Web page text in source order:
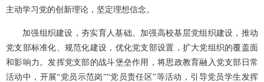
主动学习党的创新理论，坚定理想信念。
加强组织建设，夯实育人基础。加强高校基层党组织建设，推动
党支部标准化、规范化建设，优化党支部设置，扩大党组织的覆盖面
和影响力。发挥党支部的战斗堡垒作用，将思政教育融入党支部日常
活动中，开展“党员示范岗”“党员责任区”等活动，引导党员学生发挥